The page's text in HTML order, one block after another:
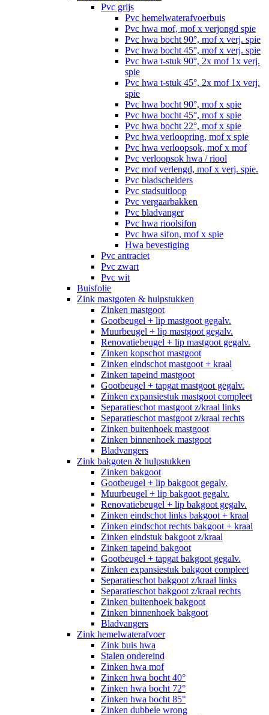
Pvc grijs
Pvc hemelwaterafvoerbuis
Pvc hwa mof, mof x verjongd spie
Pvc hwa bocht 90°, mof x verj. spie
Pvc hwa bocht 45°, mof x verj. spie
Pvc hwa t-stuk 90°, 2x mof 1x verj.
spie
Pvc hwa t-stuk 45°, 2x mof 1x verj.
spie
Pvc hwa bocht 90°, mof x spie
Pvc hwa bocht 45°, mof x spie
Pvc hwa bocht 22°, mof x spie
Pvc hwa verloopring, mof x spie
Pvc hwa verloopsok, mof x mof
Pvc verloopsok hwa / riool
Pvc mof verlengd, mof x verj. spie.
Pvc bladscheiders
Pvc stadsuitloop
Pvc vergaarbakken
Pvc bladvanger
Pvc hwa rioolsifon
Pvc hwa sifon, mof x spie
Hwa bevestiging
Pvc antraciet
Pvc zwart
Pvc wit
Buisfolie
Zink mastgoten & hulpstukken
Zinken mastgoot
Gootbeugel + lip mastgoot gegalv.
Muurbeugel + lip mastgoot gegalv.
Renovatiebeugel + lip mastgoot gegalv.
Zinken kopschot mastgoot
Zinken eindschot mastgoot + kraal
Zinken tapeind mastgoot
Gootbeugel + tapgat mastgoot gegalv.
Zinken expansiestuk mastgoot compleet
Separatieschot mastgoot z/kraal links
Separatieschot mastgoot z/kraal rechts
Zinken buitenhoek mastgoot
Zinken binnenhoek mastgoot
Bladvangers
Zink bakgoten & hulpstukken
Zinken bakgoot
Gootbeugel + lip bakgoot gegalv.
Muurbeugel + lip bakgoot gegalv.
Renovatiebeugel + lip bakgoot gegalv.
Zinken eindschot links bakgoot + kraal
Zinken eindschot rechts bakgoot + kraal
Zinken eindstuk bakgoot z/kraal
Zinken tapeind bakgoot
Gootbeugel + tapgat bakgoot gegalv.
Zinken expansiestuk bakgoot compleet
Separatieschot bakgoot z/kraal links
Separatieschot bakgoot z/kraal rechts
Zinken buitenhoek bakgoot
Zinken binnenhoek bakgoot
Bladvangers
Zink hemelwaterafvoer
Zink buis hwa
Stalen ondereind
Zinken hwa mof
Zinken hwa bocht 40°
Zinken hwa bocht 72°
Zinken hwa bocht 85°
Zinken dubbele wrong